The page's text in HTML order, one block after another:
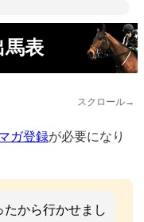
馬表
スクロール→
ガ登録が必要になり
たから行かせまし